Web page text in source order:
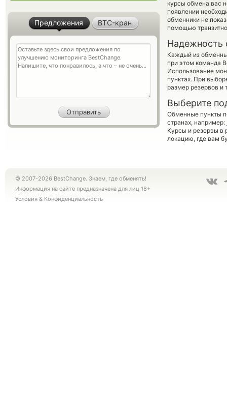
курсы обмена вас
появлении
обменники не
помощью
Надежность
Каждый из
при этом команда
Использование
пунктах. При
размер резервов и
Выберите
Обменные пункты
странах, например:
Курсы и резервы в
локацию, где вам
Предложения BTC-кран
© 2007-2026 BestChange. Знаем, где обменять!
Информация на сайте предназначена для лиц 18+
Условия & Конфиденциальность